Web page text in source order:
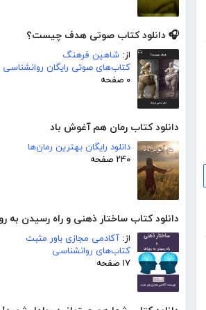
🎧 دانلود کتاب صوتی هدف چیست؟
از: شاهین فرهنگ
کتاب‌های صوتی رایگان
۰ صفحه
دانلود کتاب رمان هم آغوش باد
دانلود رایگان بهترین رمان‌ها
۲۴۰ صفحه
دانلود کتاب ساختار ذهنی و راه رسیدن به
از: آکادمی مجازی باور مثبت
کتاب‌های روانشناسی
۱۷ صفحه